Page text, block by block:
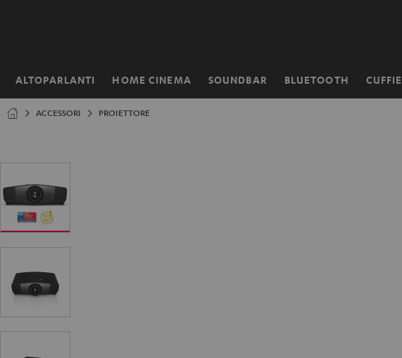
ALTOPARLANTI HOME CINEMA SOUNDBAR BLUETOOTH CUFFIE
Pagina
ACCESSORI PROIETTORE